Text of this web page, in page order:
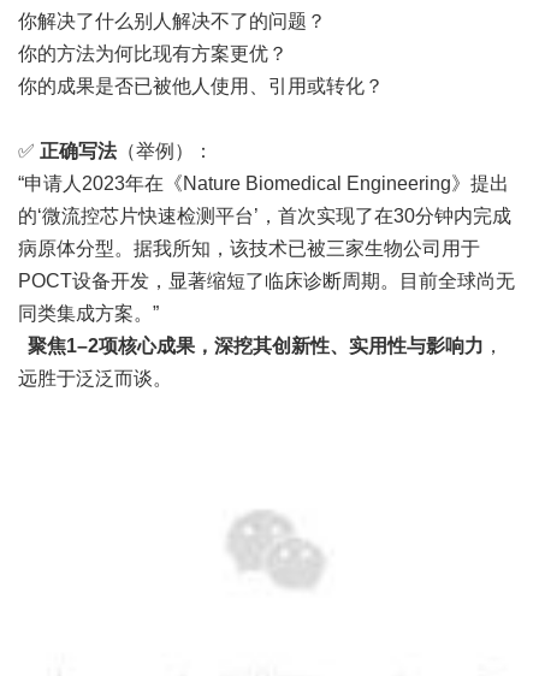
你解决了什么别人解决不了的问题？
你的方法为何比现有方案更优？
你的成果是否已被他人使用、引用或转化？
✅ 正确写法（举例）：
“申请人2023年在《Nature Biomedical Engineering》提出
的‘微流控芯片快速检测平台’，首次实现了在30分钟内完成
病原体分型。据我所知，该技术已被三家生物公司用于
POCT设备开发，显著缩短了临床诊断周期。目前全球尚无
同类集成方案。”
聚焦1–2项核心成果，深挖其创新性、实用性与影响力 ，
远胜于泛泛而谈。